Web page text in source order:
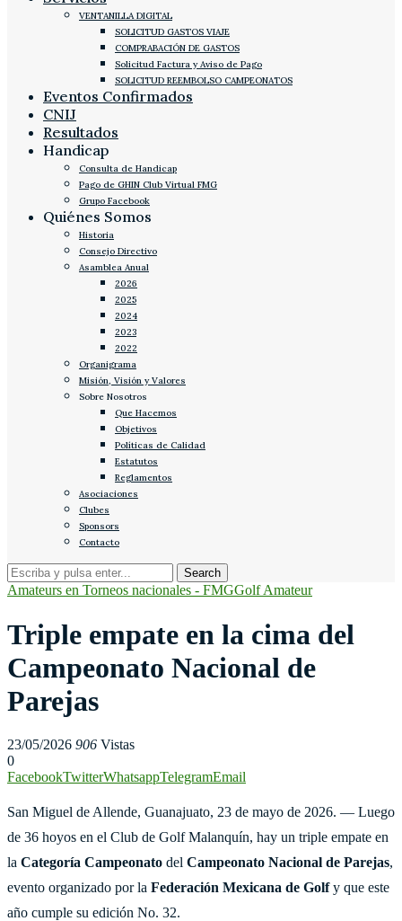
VENTANILLA DIGITAL
SOLICITUD GASTOS VIAJE
COMPRABACIÓN DE GASTOS
Solicitud Factura y Aviso de Pago
SOLICITUD REEMBOLSO CAMPEONATOS
Eventos Confirmados
CNIJ
Resultados
Handicap
Consulta de Handicap
Pago de GHIN Club Virtual FMG
Grupo Facebook
Quiénes Somos
Historia
Consejo Directivo
Asamblea Anual
2026
2025
2024
2023
2022
Organigrama
Misión, Visión y Valores
Sobre Nosotros
Que Hacemos
Objetivos
Políticas de Calidad
Estatutos
Reglamentos
Asociaciones
Clubes
Sponsors
Contacto
Amateurs en Torneos nacionales - FMGGolf Amateur
Triple empate en la cima del
Campeonato Nacional de
Parejas
23/05/2026 906 Vistas
0
FacebookTwitterWhatsappTelegramEmail
San Miguel de Allende, Guanajuato, 23 de mayo de 2026. — Luego
de 36 hoyos en el Club de Golf Malanquín, hay un triple empate en
la Categoría Campeonato del Campeonato Nacional de Parejas,
evento organizado por la Federación Mexicana de Golfy que este
año cumple su edición No. 32.